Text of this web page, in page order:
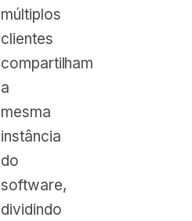
múltiplos
clientes
compartilham
a
mesma
instância
do
software,
dividindo